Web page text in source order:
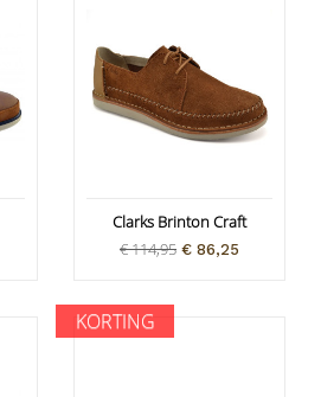
Clarks Brinton Craft
€ 114,95 € 86,25
KORTING